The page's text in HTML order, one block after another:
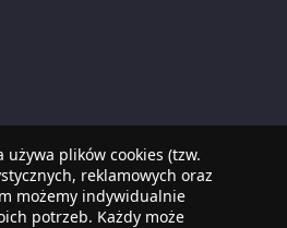
plików cookies (tzw.
reklamowych oraz
możemy indywidualnie
potrzeb. Każdy może